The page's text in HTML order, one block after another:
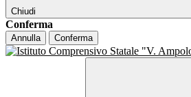
Chiudi
Conferma
Annulla Conferma